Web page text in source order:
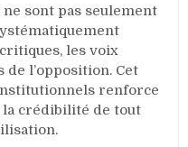
sont pas seulement
les voix
l’opposition. Cet
renforce
crédibilité de tout